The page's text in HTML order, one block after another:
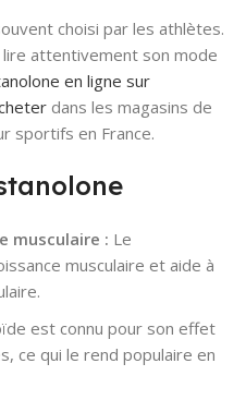
choisi par les athlètes.
attentivement son mode
en ligne sur
dans les magasins de
sportifs en France.
musculaire : Le
musculaire et aide à
est connu pour son effet
ce qui le rend populaire en